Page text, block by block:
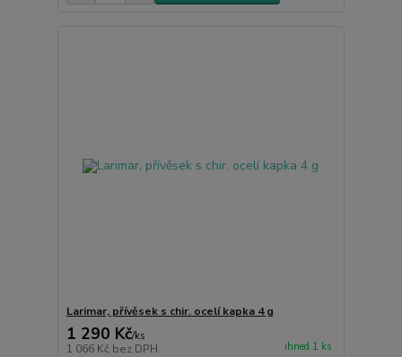
Larimar, přívěsek s chir. ocelí kapka 4 g
1 290 Kč/ks
1 066 Kč bez DPH ihned 1 ks